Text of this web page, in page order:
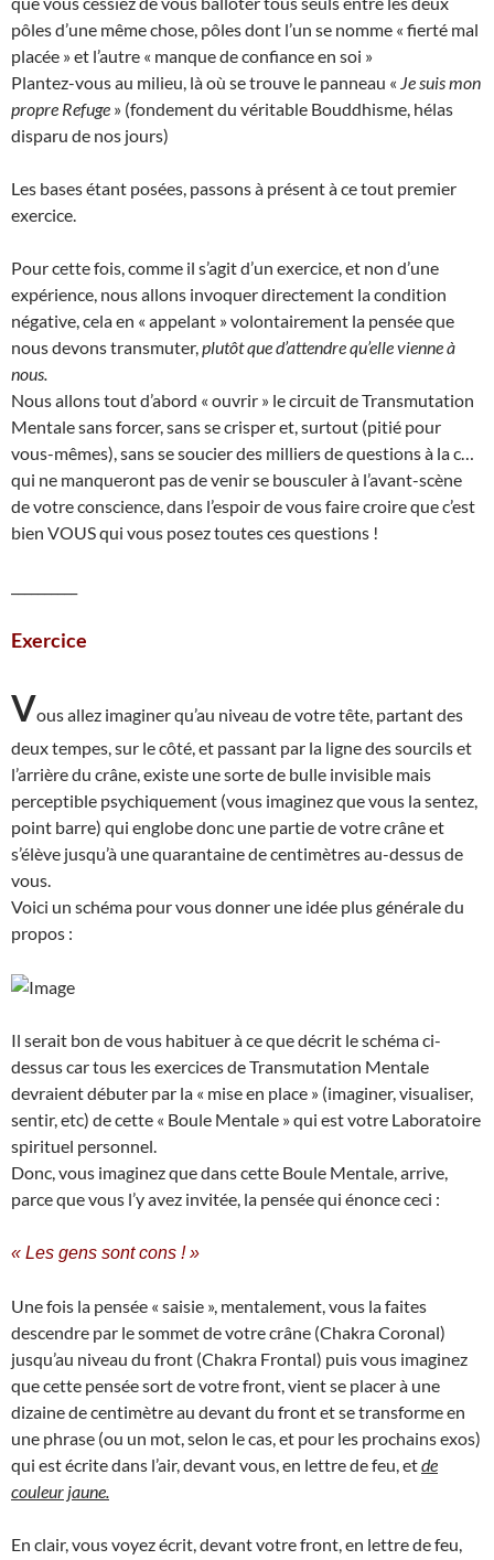
pôles d’une même chose, pôles dont l’un se nomme « fierté mal
placée » et l’autre « manque de confiance en soi »
Plantez-vous au milieu, là où se trouve le panneau « Je suis mon
propre Refuge » (fondement du véritable Bouddhisme, hélas
disparu de nos jours)
Les bases étant posées, passons à présent à ce tout premier
exercice.
Pour cette fois, comme il s’agit d’un exercice, et non d’une
expérience, nous allons invoquer directement la condition
négative, cela en « appelant » volontairement la pensée que
nous devons transmuter, plutôt que d’attendre qu’elle vienne à
nous.
Nous allons tout d’abord « ouvrir » le circuit de Transmutation
Mentale sans forcer, sans se crisper et, surtout (pitié pour
vous-mêmes), sans se soucier des milliers de questions à la c…
qui ne manqueront pas de venir se bousculer à l’avant-scène
de votre conscience, dans l’espoir de vous faire croire que c’est
bien VOUS qui vous posez toutes ces questions !
Exercice
Vous allez imaginer qu’au niveau de votre tête, partant des
deux tempes, sur le côté, et passant par la ligne des sourcils et
l’arrière du crâne, existe une sorte de bulle invisible mais
perceptible psychiquement (vous imaginez que vous la sentez,
point barre) qui englobe donc une partie de votre crâne et
s’élève jusqu’à une quarantaine de centimètres au-dessus de
vous.
Voici un schéma pour vous donner une idée plus générale du
propos :
Il serait bon de vous habituer à ce que décrit le schéma ci-
dessus car tous les exercices de Transmutation Mentale
devraient débuter par la « mise en place » (imaginer, visualiser,
sentir, etc) de cette « Boule Mentale » qui est votre Laboratoire
spirituel personnel.
Donc, vous imaginez que dans cette Boule Mentale, arrive,
parce que vous l’y avez invitée, la pensée qui énonce ceci :
« Les gens sont cons ! »
Une fois la pensée « saisie », mentalement, vous la faites
descendre par le sommet de votre crâne (Chakra Coronal)
jusqu’au niveau du front (Chakra Frontal) puis vous imaginez
que cette pensée sort de votre front, vient se placer à une
dizaine de centimètre au devant du front et se transforme en
une phrase (ou un mot, selon le cas, et pour les prochains exos)
qui est écrite dans l’air, devant vous, en lettre de feu, etde
couleur jaune.
En clair, vous voyez écrit, devant votre front, en lettre de feu,